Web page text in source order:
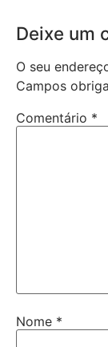
Deixe um
O seu
Campos
Comentário *
Nome *